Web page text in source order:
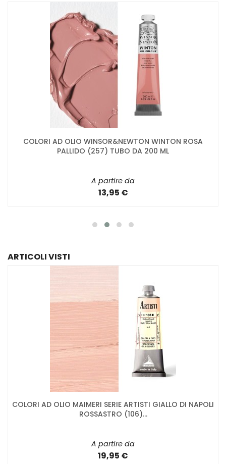
COLORI AD OLIO WINSOR&NEWTON WINTON ROSA
PALLIDO (257) TUBO DA 200 ML
A partire da
13,95 €
ARTICOLI VISTI
COLORI AD OLIO MAIMERI SERIE ARTISTI GIALLO DI NAPOLI
ROSSASTRO (106)...
A partire da
19,95 €